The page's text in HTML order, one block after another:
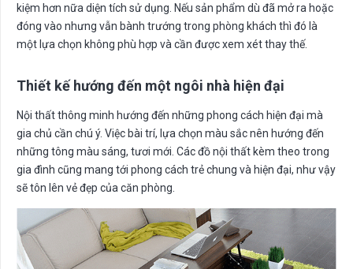
kiệm hơn nữa diện tích sử dụng. Nếu sản phẩm dù đã mở ra hoặc
đóng vào nhưng vẫn bành trướng trong phòng khách thì đó là
một lựa chọn không phù hợp và cần được xem xét thay thế.
Thiết kế hướng đến một ngôi nhà hiện đại
Nội thất thông minh hướng đến những phong cách hiện đại mà
gia chủ cần chú ý. Việc bài trí, lựa chọn màu sắc nên hướng đến
những tông màu sáng, tươi mới. Các đồ nội thất kèm theo trong
gia đình cũng mang tới phong cách trẻ chung và hiện đại, như vậy
sẽ tôn lên vẻ đẹp của căn phòng.